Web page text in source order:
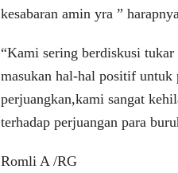
kesabaran amin yra ”
“Kami sering berdiskusi
masukan hal-hal positif untuk
perjuangkan,kami sangat
terhadap perjuangan para
Romli A /RG